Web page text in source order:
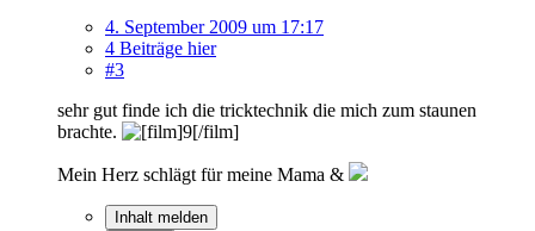
4. September 2009 um 17:17
4 Beiträge hier
#3
sehr gut finde ich die tricktechnik die mich zum staunen
brachte.
Mein Herz schlägt für meine Mama &
Inhalt melden